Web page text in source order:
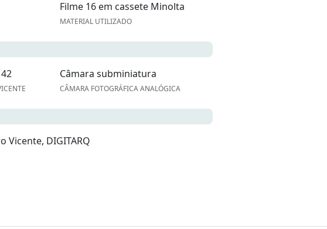
Filme 16 em cassete Minolta
MATERIAL UTILIZADO
Câmara subminiatura
CÂMARA FOTOGRÁFICA ANALÓGICA
Vicente, DIGITARQ